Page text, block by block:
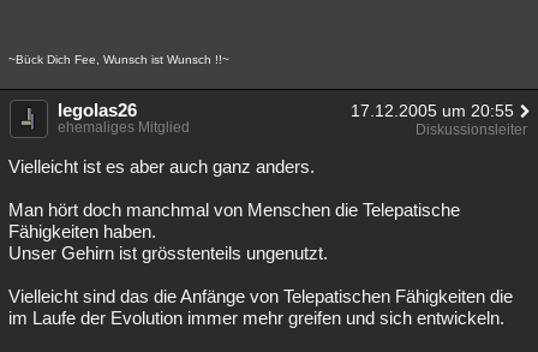
Übersichten
Besucht Teilgenommen Alle Neue Geschlossen
Lesenswert
~Bück Dich Fee, Wunsch ist Wunsch !!~
legolas26 17.12.2005 um 20:55
ehemaliges Mitglied Diskussionsleiter
Vielleicht ist es aber auch ganz anders.
Man hört doch manchmal von Menschen die Telepatische
Fähigkeiten haben.
Unser Gehirn ist grösstenteils ungenutzt.
Vielleicht sind das die Anfänge von Telepatischen Fähigkeiten die
im Laufe der Evolution immer mehr greifen und sich entwickeln.